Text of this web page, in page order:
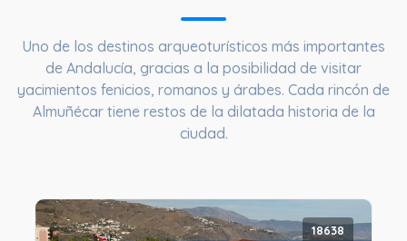
Uno de los destinos arqueoturísticos más importantes
de Andalucía, gracias a la posibilidad de visitar
yacimientos fenicios, romanos y árabes. Cada rincón de
Almuñécar tiene restos de la dilatada historia de la
ciudad.
18638